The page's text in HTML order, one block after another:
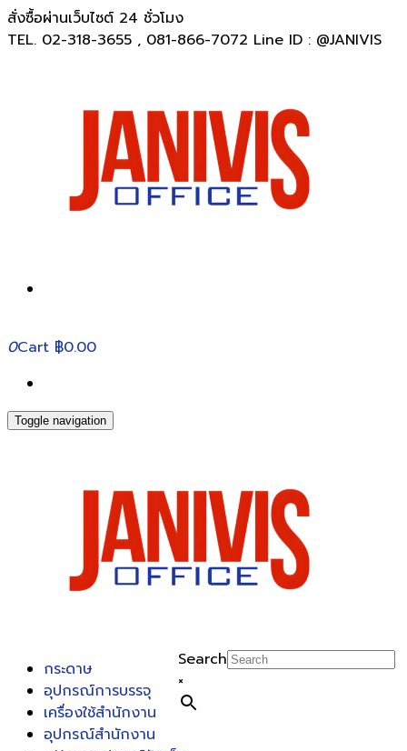
สั่งซื้อผ่านเว็บไซต์ 24 ชั่วโมง
TEL. 02-318-3655 , 081-866-7072 Line ID : @JANIVIS
0Cart ฿0.00
Toggle navigation
Search
×
กระดาษ
อุปกรณ์การบรรจุ
เครื่องใช้สำนักงาน
อุปกรณ์สำนักงาน